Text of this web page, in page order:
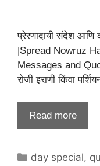
प्रेरणादायी संदेश
|Spread Nowruz
Messages and
रोजी इराणी किंवा
Read more
Categories
day special,